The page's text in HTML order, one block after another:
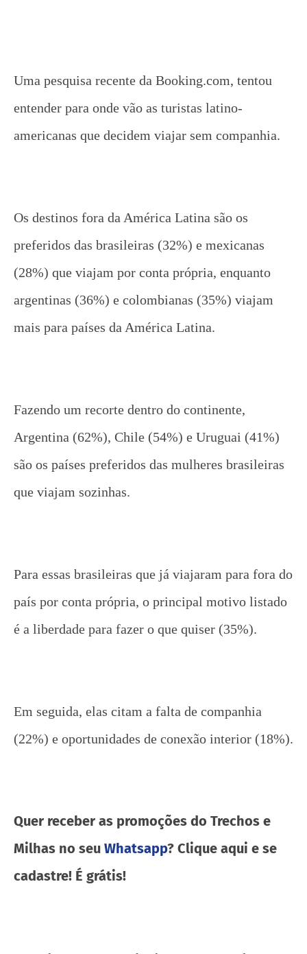
Uma pesquisa recente da Booking.com, tentou
entender para onde vão as turistas latino-
americanas que decidem viajar sem companhia.
Os destinos fora da América Latina são os
preferidos das brasileiras (32%) e mexicanas
(28%) que viajam por conta própria, enquanto
argentinas (36%) e colombianas (35%) viajam
mais para países da América Latina.
Fazendo um recorte dentro do continente,
Argentina (62%), Chile (54%) e Uruguai (41%)
são os países preferidos das mulheres brasileiras
que viajam sozinhas.
Para essas brasileiras que já viajaram para fora do
país por conta própria, o principal motivo listado
é a liberdade para fazer o que quiser (35%).
Em seguida, elas citam a falta de companhia
(22%) e oportunidades de conexão interior (18%).
Quer receber as promoções do Trechos e
Milhas no seu Whatsapp? Clique aqui e se
cadastre! É grátis!